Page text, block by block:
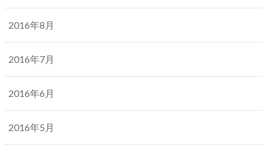
2016年8月
2016年7月
2016年6月
2016年5月